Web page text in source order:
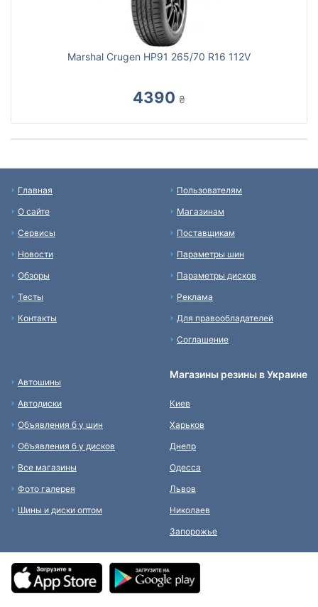
Marshal Crugen HP91 265/70 R16 112V
4390 ₴
Главная
О сайте
Сервисы
Новости
Обзоры
Тесты
Контакты
Пользователям
Магазинам
Поставщикам
Параметры шин
Параметры дисков
Реклама
Для правообладателей
Соглашение
Автошины
Автодиски
Объявления б у шин
Объявления б у дисков
Все магазины
Фото галерея
Шины и диски оптом
Магазины резины в Украине
Киев
Харьков
Днепр
Одесса
Львов
Николаев
Запорожье